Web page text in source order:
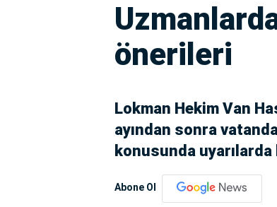
önerileri
Lokman Hekim Van
ayından sonra
konusunda
Abone Ol